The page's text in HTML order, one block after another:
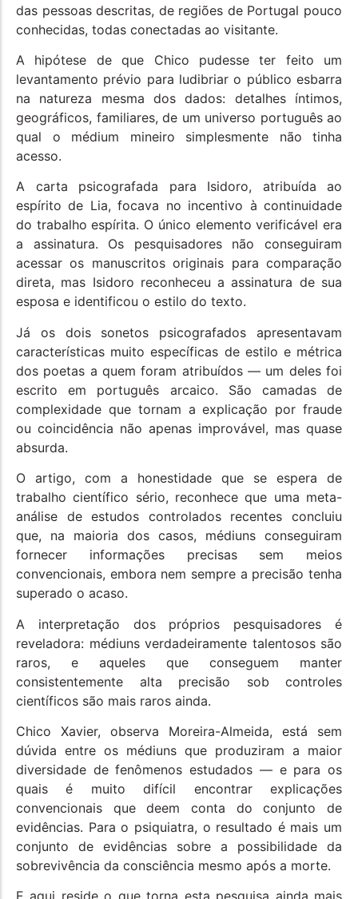
das pessoas descritas, de regiões de Portugal pouco
conhecidas, todas conectadas ao visitante.
A hipótese de que Chico pudesse ter feito um
levantamento prévio para ludibriar o público esbarra
na natureza mesma dos dados: detalhes íntimos,
geográficos, familiares, de um universo português ao
qual o médium mineiro simplesmente não tinha
acesso.
A carta psicografada para Isidoro, atribuída ao
espírito de Lia, focava no incentivo à continuidade
do trabalho espírita. O único elemento verificável era
a assinatura. Os pesquisadores não conseguiram
acessar os manuscritos originais para comparação
direta, mas Isidoro reconheceu a assinatura de sua
esposa e identificou o estilo do texto.
Já os dois sonetos psicografados apresentavam
características muito específicas de estilo e métrica
dos poetas a quem foram atribuídos — um deles foi
escrito em português arcaico. São camadas de
complexidade que tornam a explicação por fraude
ou coincidência não apenas improvável, mas quase
absurda.
O artigo, com a honestidade que se espera de
trabalho científico sério, reconhece que uma meta-
análise de estudos controlados recentes concluiu
que, na maioria dos casos, médiuns conseguiram
fornecer informações precisas sem meios
convencionais, embora nem sempre a precisão tenha
superado o acaso.
A interpretação dos próprios pesquisadores é
reveladora: médiuns verdadeiramente talentosos são
raros, e aqueles que conseguem manter
consistentemente alta precisão sob controles
científicos são mais raros ainda.
Chico Xavier, observa Moreira-Almeida, está sem
dúvida entre os médiuns que produziram a maior
diversidade de fenômenos estudados — e para os
quais é muito difícil encontrar explicações
convencionais que deem conta do conjunto de
evidências. Para o psiquiatra, o resultado é mais um
conjunto de evidências sobre a possibilidade da
sobrevivência da consciência mesmo após a morte.